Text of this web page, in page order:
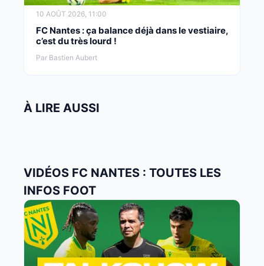
10 AOÛT 2026, 11:00
FC Nantes : ça balance déjà dans le vestiaire,
c’est du très lourd !
Par Bastien Aubert
À LIRE AUSSI
VIDÉOS FC NANTES : TOUTES LES
INFOS FOOT